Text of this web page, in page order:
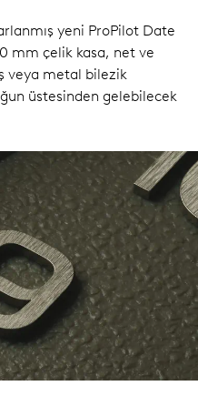
yeni ProPilot Date
mm çelik kasa, net ve
veya metal bilezik
üstesinden gelebilecek